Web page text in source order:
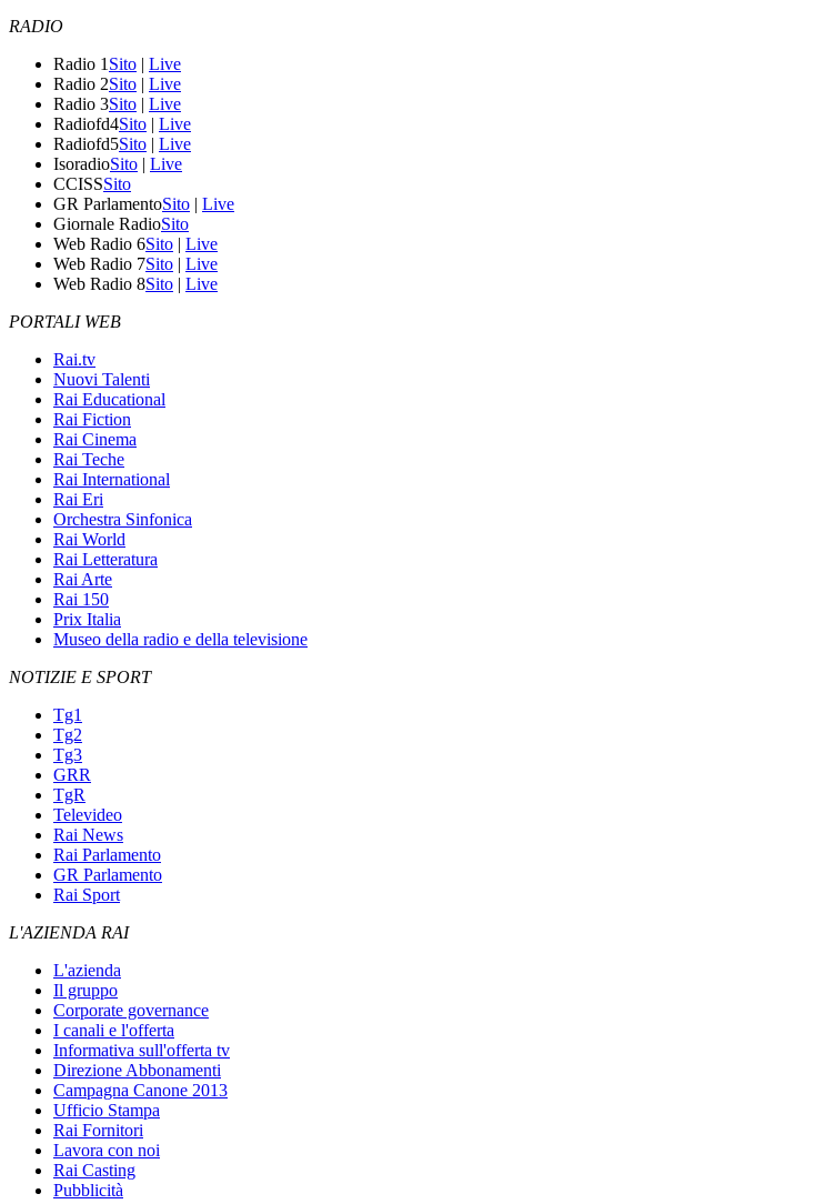
RADIO
Radio 1 Sito | Live
Radio 2Sito | Live
Radio 3Sito | Live
Radiofd4Sito | Live
Radiofd5Sito | Live
IsoradioSito | Live
CCISSSito
GR ParlamentoSito | Live
Giornale RadioSito
Web Radio 6Sito | Live
Web Radio 7Sito | Live
Web Radio 8Sito | Live
PORTALI WEB
Rai.tv
Nuovi Talenti
Rai Educational
Rai Fiction
Rai Cinema
Rai Teche
Rai International
Rai Eri
Orchestra Sinfonica
Rai World
Rai Letteratura
Rai Arte
Rai 150
Prix Italia
Museo della radio e della televisione
NOTIZIE E SPORT
Tg1
Tg2
Tg3
GRR
TgR
Televideo
Rai News
Rai Parlamento
GR Parlamento
Rai Sport
L'AZIENDA RAI
L'azienda
Il gruppo
Corporate governance
I canali e l'offerta
Informativa sull'offerta tv
Direzione Abbonamenti
Campagna Canone 2013
Ufficio Stampa
Rai Fornitori
Lavora con noi
Rai Casting
Pubblicità